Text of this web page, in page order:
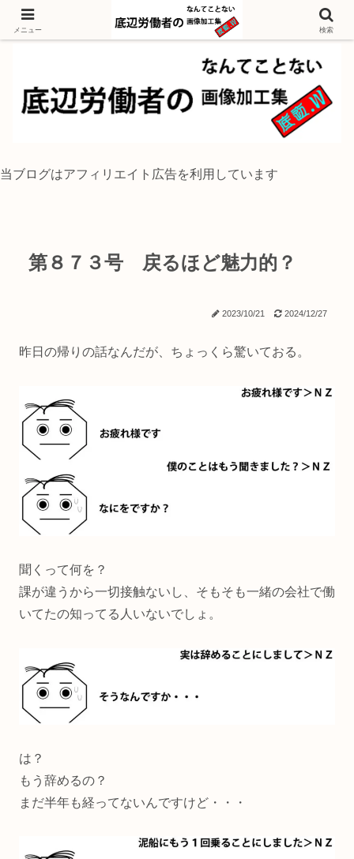
独身底辺おじさんが風景写真をイラスト風に加工するブログ
当ブログはアフィリエイト広告を利用しています
第８７３号 戻るほど魅力的？
2023/10/21 2024/12/27
昨日の帰りの話なんだが、ちょっくら驚いておる。
聞くって何を？
課が違うから一切接触ないし、そもそも一緒の会社で働
いてたの知ってる人いないでしょ。
は？
もう辞めるの？
まだ半年も経ってないんですけど・・・
メニュー 検索